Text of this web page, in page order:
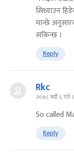
सिध्याउन
मान्छे
सकिन्छ ।
Reply
Rkc
२०७८ भदौ ६ गते
So called
Reply